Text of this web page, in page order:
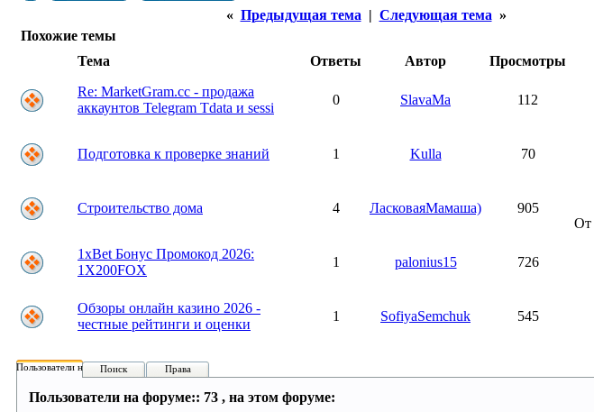
« Предыдущая тема | Следующая тема »
Похожие темы
Тема
Ответы Автор Просмотры
Re: MarketGram.cc - продажа
аккаунтов Telegram Tdata и sessi
0 SlavaMa 112
Подготовка к проверке знаний 1 Kulla 70
Строительство дома 4 ЛасковаяМамаша) 905
От
1xBet Бонус Промокод 2026:
1X200FOX
1 palonius15 726
Обзоры онлайн казино 2026 -
честные рейтинги и оценки
1 SofiyaSemchuk 545
Пользователи на форуме:
Поиск Права
Пользователи на форуме:: 73 , на этом форуме: